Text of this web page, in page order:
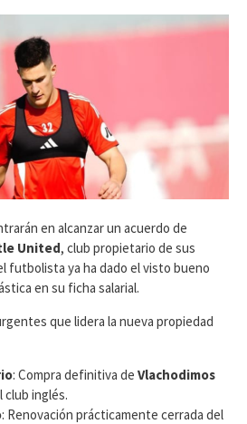
en alcanzar un acuerdo de
United, club propietario de sus
futbolista ya ha dado el visto bueno
en su ficha salarial.
que lidera la nueva propiedad
: Compra definitiva de Vlachodimos
club inglés.
: Renovación prácticamente cerrada del